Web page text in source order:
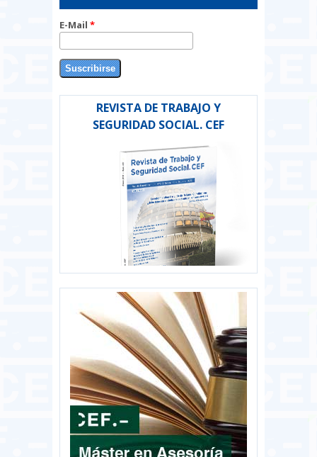
E-Mail *
REVISTA DE TRABAJO Y
SEGURIDAD SOCIAL. CEF